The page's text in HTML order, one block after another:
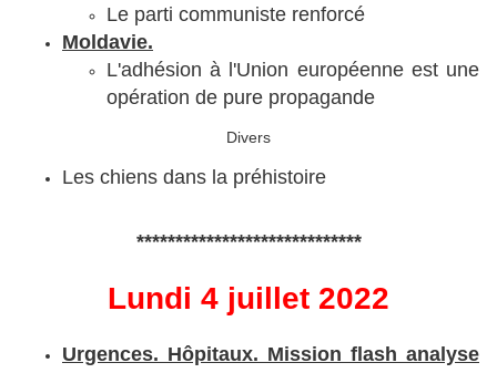
Le parti communiste renforcé
Moldavie.
L'adhésion à l'Union européenne est une
opération de pure propagande
Divers
Les chiens dans la préhistoire
*****************************
Lundi 4 juillet 2022
Urgences. Hôpitaux. Mission flash analyse